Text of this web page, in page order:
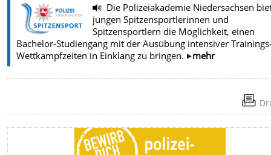
Die Polizeiakademie Niedersachsen
jungen Spitzensportlerinnen und
Spitzensportlern die Möglichkeit, einen
Bachelor-Studiengang mit der Ausübung intensiver
Wettkampfzeiten in Einklang zu bringen.
mehr